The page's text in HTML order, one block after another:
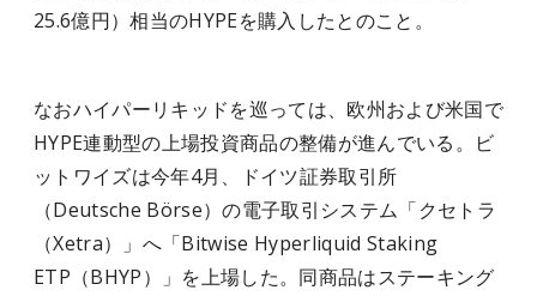
25.6億円）相当のHYPEを購入したとのこと。
なおハイパーリキッドを巡っては、欧州および米国で
HYPE連動型の上場投資商品の整備が進んでいる。ビ
ットワイズは今年4月、ドイツ証券取引所
（Deutsche Börse）の電子取引システム「クセトラ
（Xetra）」へ「Bitwise Hyperliquid Staking
ETP（BHYP）」を上場した。同商品はステーキング